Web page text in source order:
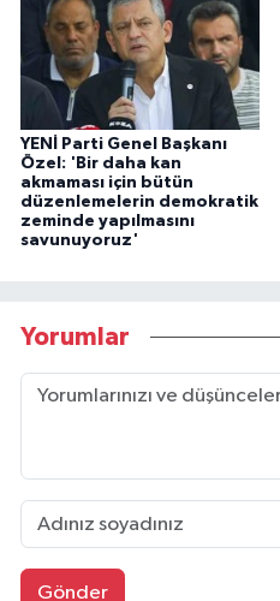
YENİ Parti Genel Başkanı
Özel: 'Bir daha kan
akmaması için bütün
düzenlemelerin demokratik
zeminde yapılmasını
savunuyoruz'
Yorumlar
Gönder